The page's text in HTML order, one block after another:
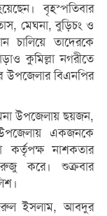
বৃহস্পতিবার
মেঘনা, বুড়িচং ও
চালিয়ে তাদেরকে
কুমিল্লা নগরীতে
উপজেলার বিএনপির
উপজেলায় ছয়জন,
একজনকে
নাশকতার
করে। শুক্রবার
ইসলাম, আবদুর